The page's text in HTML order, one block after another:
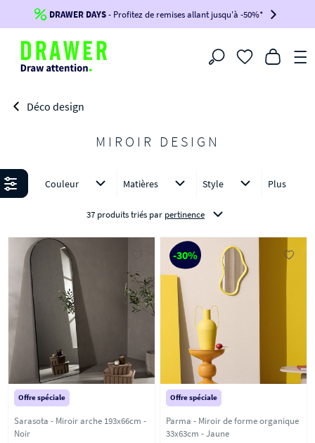
Jusqu'à-100€*sur votre commande !
BIKINI100
-voir conditions en bas de page-
DRAWER DAYS- Profitez de remises allant jusqu'à -50%*
Filtrer
Déco design
MIROIR DESIGN
Affiner Couleur Matières Style Plus
37 produits triés par pertinence
Offre spéciale
Sarasota - Miroir arche 193x66cm -
Noir
-30%
Offre spéciale
Parma - Miroir de forme organique
33x63cm - Jaune